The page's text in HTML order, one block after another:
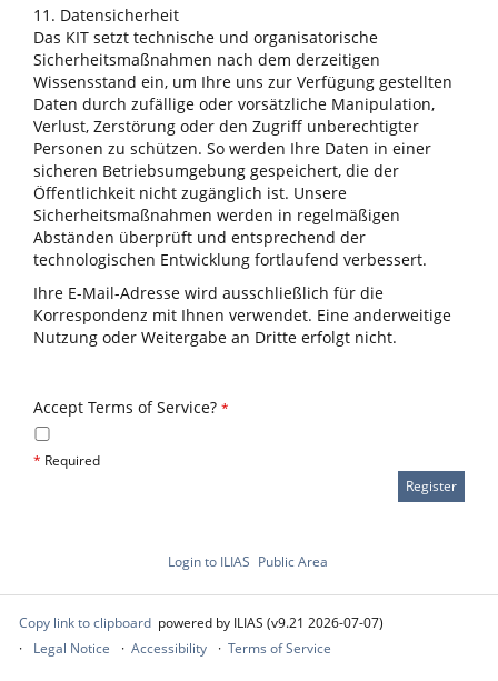
11. Datensicherheit
Das KIT setzt technische und organisatorische
Sicherheitsmaßnahmen nach dem derzeitigen
Wissensstand ein, um Ihre uns zur Verfügung gestellten
Daten durch zufällige oder vorsätzliche Manipulation,
Verlust, Zerstörung oder den Zugriff unberechtigter
Personen zu schützen. So werden Ihre Daten in einer
sicheren Betriebsumgebung gespeichert, die der
Öffentlichkeit nicht zugänglich ist. Unsere
Sicherheitsmaßnahmen werden in regelmäßigen
Abständen überprüft und entsprechend der
technologischen Entwicklung fortlaufend verbessert.
Ihre E-Mail-Adresse wird ausschließlich für die
Korrespondenz mit Ihnen verwendet. Eine anderweitige
Nutzung oder Weitergabe an Dritte erfolgt nicht.
Accept Terms of Service? *
* Required
Login to ILIAS Public Area
Copy link to clipboard powered by ILIAS (v9.21 2026-07-07)
Legal Notice
Accessibility Terms of Service